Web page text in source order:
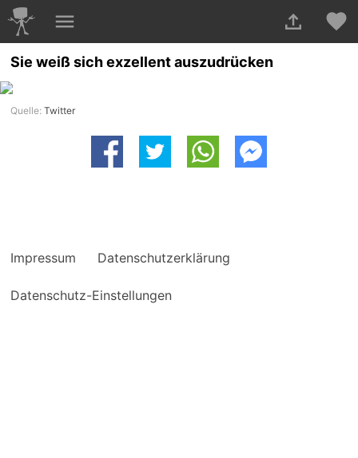
Sie weiß sich exzellent auszudrücken
Quelle:Twitter
Impressum Datenschutzerklärung
Datenschutz-Einstellungen